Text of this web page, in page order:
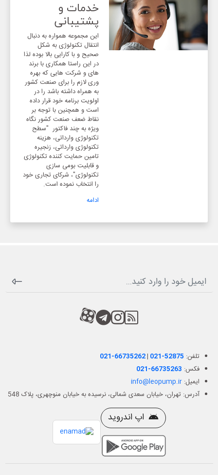
خدمات و
پشتیبانی
این مجموعه همواره به دنبال
انتقال تکنولوژی به شکل
صحیح و با کارایی بالا بوده لذا
در این راستا همکاری با برند
های و شرکت هایی که بهره
وری لازم را برای صنعت کشور
به همراه داشته باشد را در
اولویت برنامه خود قرار داده
است و همچنین با توجه بر
نقاط ضعف صنعت کشور نگاه
ویژه به چند فاکتور "سطح
تکنولوژی وارداتی، هزینه
تکنولوژی وارداتی، زنجیره
تامین حمایت کننده تکنولوژی
و قابلیت بومی سازی
تکنولوژی"، شرکای تجاری خود
را انتخاب نموده است.
ادامه
RSS
کانال آپارات
کانال تلگرام
کانال آپارات
تلفن: 021-66735262| 021-52875
فکس: 021-66735263
ایمیل:info@leopump.ir
آدرس: تهران، خیابان سعدی شمالی، نرسیده به خیابان منوچهری، پلاک 548
اپ اندروید